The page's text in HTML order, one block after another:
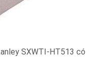
SXWTI-HT513 có